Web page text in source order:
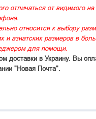
отличаться от видимого
относится к выбору
и азиатских размеров в
для помощи.
доставки в Украину. Вы
"Новая Почта".